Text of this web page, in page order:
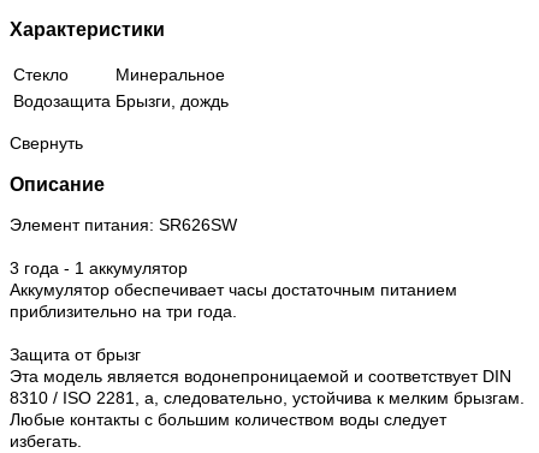
Характеристики
Стекло
Минеральное
Водозащита Брызги, дождь
Свернуть
Описание
Элемент питания: SR626SW
3 года - 1 аккумулятор
Аккумулятор обеспечивает часы достаточным питанием
приблизительно на три года.
Защита от брызг
Эта модель является водонепроницаемой и соответствует DIN
8310 / ISO 2281, а, следовательно, устойчива к мелким брызгам.
Любые контакты с большим количеством воды следует
избегать.